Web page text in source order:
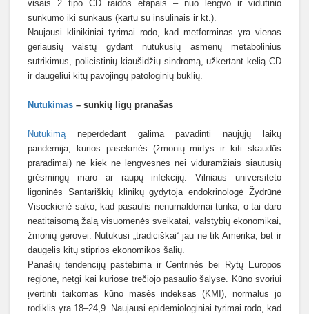
visais 2 tipo CD raidos etapais – nuo lengvo ir vidutinio
sunkumo iki sunkaus (kartu su insulinais ir kt.).
Naujausi klinikiniai tyrimai rodo, kad metforminas yra vienas
geriausių vaistų gydant nutukusių asmenų metabolinius
sutrikimus, policistinių kiaušidžių sindromą, užkertant kelią CD
ir daugeliui kitų pavojingų patologinių būklių.
Nutukimas – sunkių ligų pranašas
Nutukimą neperdedant galima pavadinti naujųjų laikų
pandemija, kurios pasekmės (žmonių mirtys ir kiti skaudūs
praradimai) nė kiek ne lengvesnės nei viduramžiais siautusių
grėsmingų maro ar raupų infekcijų. Vilniaus universiteto
ligoninės Santariškių klinikų gydytoja endokrinologė Žydrūnė
Visockienė sako, kad pasaulis nenumaldomai tunka, o tai daro
neatitaisomą žalą visuomenės sveikatai, valstybių ekonomikai,
žmonių gerovei. Nutukusi „tradiciškai“ jau ne tik Amerika, bet ir
daugelis kitų stiprios ekonomikos šalių.
Panašių tendencijų pastebima ir Centrinės bei Rytų Europos
regione, netgi kai kuriose trečiojo pasaulio šalyse. Kūno svoriui
įvertinti taikomas kūno masės indeksas (KMI), normalus jo
rodiklis yra 18–24,9. Naujausi epidemiologiniai tyrimai rodo, kad